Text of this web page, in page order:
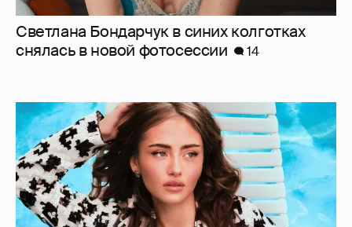
Дочь Хайди Клум снялась для глянца в
жакете на голое тело
4